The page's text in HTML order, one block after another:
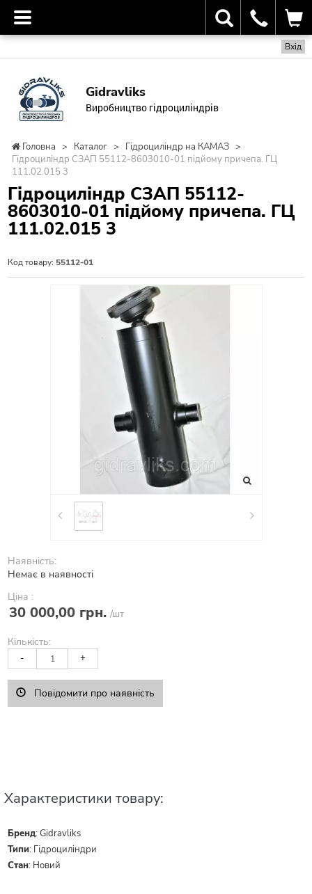
Вхід
Gidravliks
Виробництво гідроциліндрів
Головна > Каталог > Гідроциліндр на КАМАЗ >
Гідроциліндр СЗАП 55112-8603010-01 підйому причепа. ГЦ
111.02.015 3
Гідроциліндр СЗАП 55112-
8603010-01 підйому причепа. ГЦ
111.02.015 3
Код товару: 55112-01
Наявність:
Немає в наявності
Ціна :
30 000,00 грн. /шт
Кількість:
- +
Повідомити про наявність
Характеристики товару:
Бренд:Gidravliks
Типи: Гідроциліндри
Стан: Новий